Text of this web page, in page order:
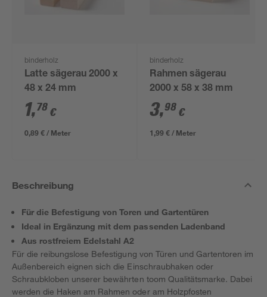
binderholz
Latte sägerau 2000 x
48 x 24 mm
1,78 €
0,89 € / Meter
binderholz
Rahmen sägerau
2000 x 58 x 38 mm
3,98 €
1,99 € / Meter
Beschreibung
Für die Befestigung von Toren und Gartentüren
Ideal in Ergänzung mit dem passenden Ladenband
Aus rostfreiem Edelstahl A2
Für die reibungslose Befestigung von Türen und Gartentoren im
Außenbereich eignen sich die Einschraubhaken oder
Schraubkloben unserer bewährten toom Qualitätsmarke. Dabei
werden die Haken am Rahmen oder am Holzpfosten